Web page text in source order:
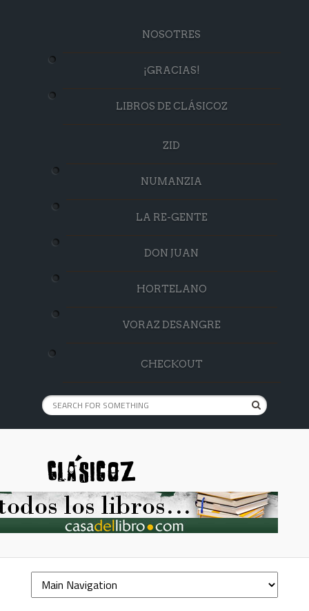
NOSOTRES
¡GRACIAS!
LIBROS DE CLÁSICOZ
ZID
NUMANZIA
LA RE-GENTE
DON JUAN
HORTELANO
VORAZ DESANGRE
CHECKOUT